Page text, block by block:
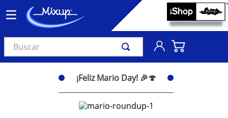
Buscar
¡Feliz Mario Day! 🎉🍄
vinil